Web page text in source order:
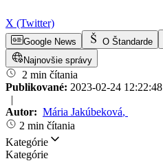
X (Twitter)
Google News O Štandarde
Najnovšie správy
2 min čítania
Publikované: 2023-02-24 12:22:48
|
Autor: Mária Jakúbeková,
2 min čítania
Kategórie
Kategórie